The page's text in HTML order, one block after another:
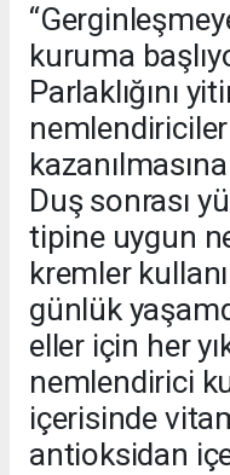
kuruma
Parlaklığını
nemlendiriciler
Duş sonrası
tipine uygun
kremler
günlük
eller için her
nemlendirici
içerisinde
antioksidan